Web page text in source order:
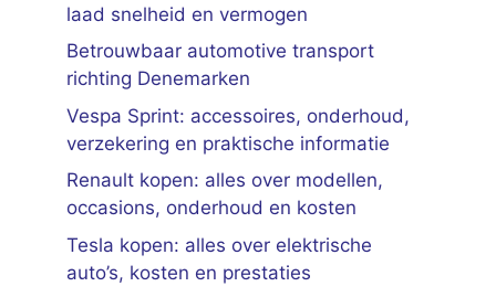
laad snelheid en vermogen
Betrouwbaar automotive transport
richting Denemarken
Vespa Sprint: accessoires, onderhoud,
verzekering en praktische informatie
Renault kopen: alles over modellen,
occasions, onderhoud en kosten
Tesla kopen: alles over elektrische
auto’s, kosten en prestaties